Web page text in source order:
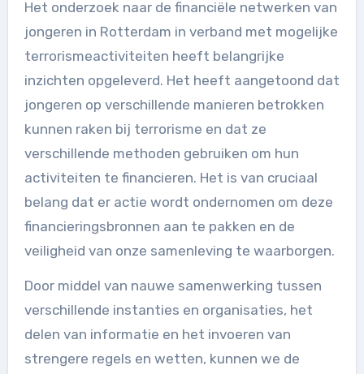
Het onderzoek naar de financiële netwerken van
jongeren in Rotterdam in verband met mogelijke
terrorismeactiviteiten heeft belangrijke
inzichten opgeleverd. Het heeft aangetoond dat
jongeren op verschillende manieren betrokken
kunnen raken bij terrorisme en dat ze
verschillende methoden gebruiken om hun
activiteiten te financieren. Het is van cruciaal
belang dat er actie wordt ondernomen om deze
financieringsbronnen aan te pakken en de
veiligheid van onze samenleving te waarborgen.
Door middel van nauwe samenwerking tussen
verschillende instanties en organisaties, het
delen van informatie en het invoeren van
strengere regels en wetten, kunnen we de